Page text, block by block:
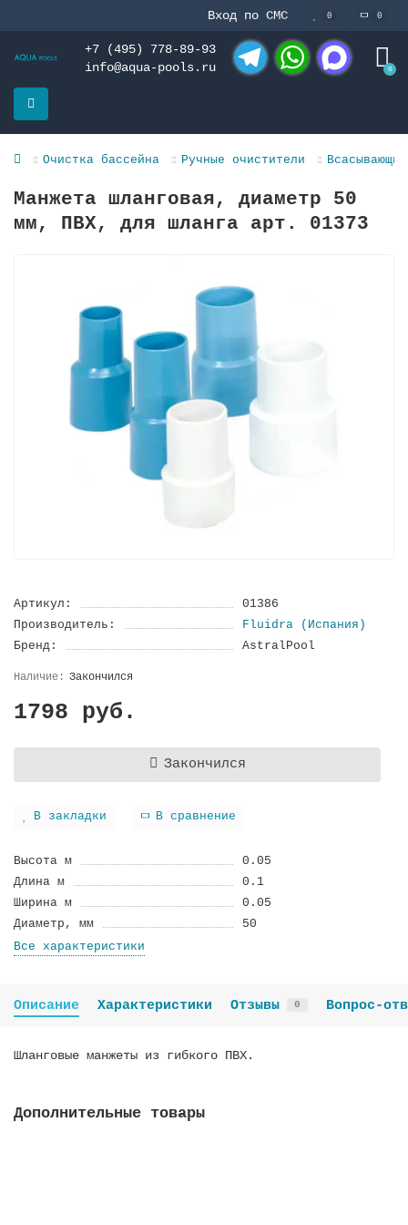
Вход по СМС 0 0
+7 (495) 778-89-93
info@aqua-pools.ru
0
Очистка бассейна Ручные очистители
Манжета шланговая, диаметр 50
мм, ПВХ, для шланга арт. 01373
Артикул:
01386
Производитель:
Fluidra (Испания)
Бренд:
AstralPool
Закончился
1798 руб.
Закончился
В закладки В сравнение
Высота м
0.05
Длина м
0.1
Ширина м
0.05
Диаметр, мм
50
Все характеристики
Описание Характеристики Отзывы 0 Вопрос-
Шланговые манжеты из гибкого ПВХ.
Дополнительные товары